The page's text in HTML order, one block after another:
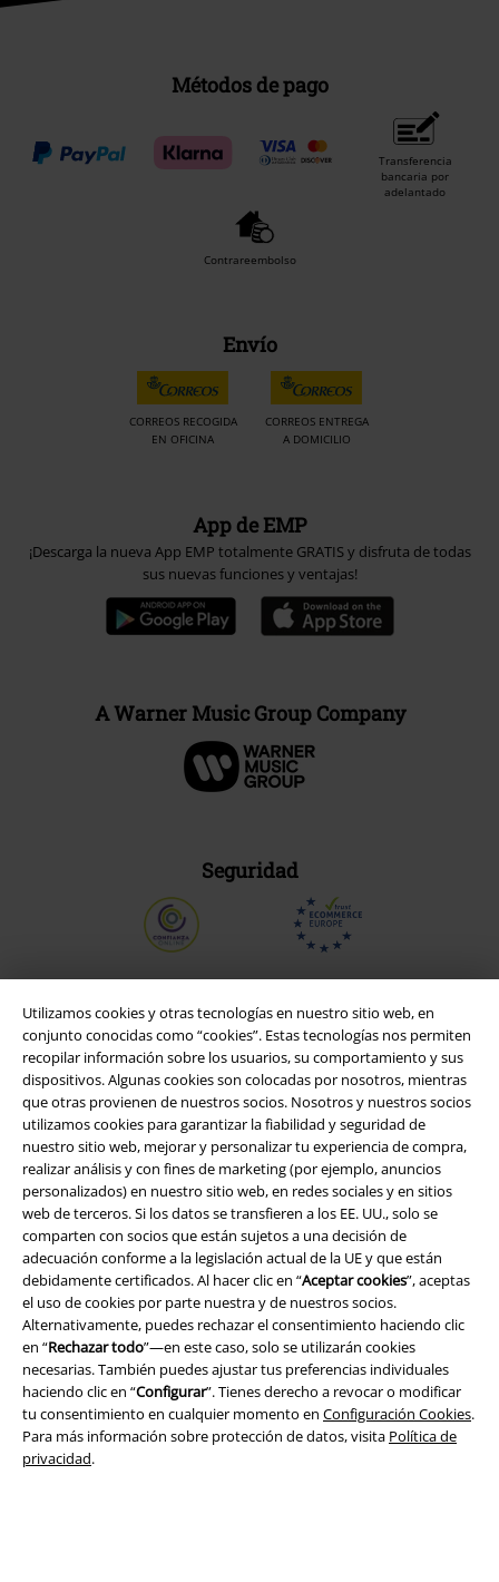
Utilizamos cookies y otras tecnologías en nuestro sitio web, en
conjunto conocidas como “cookies”. Estas tecnologías nos permiten
recopilar información sobre los usuarios, su comportamiento y sus
dispositivos. Algunas cookies son colocadas por nosotros, mientras
que otras provienen de nuestros socios. Nosotros y nuestros socios
utilizamos cookies para garantizar la fiabilidad y seguridad de
nuestro sitio web, mejorar y personalizar tu experiencia de compra,
realizar análisis y con fines de marketing (por ejemplo, anuncios
personalizados) en nuestro sitio web, en redes sociales y en sitios
web de terceros. Si los datos se transfieren a los EE. UU., solo se
comparten con socios que están sujetos a una decisión de
adecuación conforme a la legislación actual de la UE y que están
debidamente certificados. Al hacer clic en “Aceptar cookies”, aceptas
el uso de cookies por parte nuestra y de nuestros socios.
Alternativamente, puedes rechazar el consentimiento haciendo clic
en “Rechazar todo”—en este caso, solo se utilizarán cookies
necesarias. También puedes ajustar tus preferencias individuales
haciendo clic en “Configurar”. Tienes derecho a revocar o modificar
tu consentimiento en cualquier momento en Configuración Cookies.
Para más información sobre protección de datos, visita Política de
privacidad.
Métodos de pago
Transferencia
bancaria por
adelantado
Contrareembolso
Envío
CORREOS RECOGIDA
EN OFICINA
CORREOS ENTREGA
A DOMICILIO
App de EMP
¡Descarga la nueva App EMP totalmente GRATIS y disfruta de todas
sus nuevas funciones y ventajas!
A Warner Music Group Company
Seguridad
Legal
Términos y Condiciones
Aviso Legal
Ley protección de datos
Eliminación de residuos y protección del medioambiente
Declaración de Conformidad